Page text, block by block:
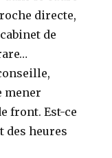
directe,
de
mener
front. Est-ce
des heures